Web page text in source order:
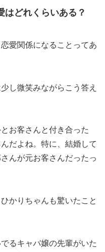
はどれくらいある？
愛関係になることってあ
し微笑みながらこう答え
お客さんと付き合った
だよね。特に、結婚して
んが元お客さんだったっ
かりちゃんも驚いたこと
るキャバ嬢の先輩がいた